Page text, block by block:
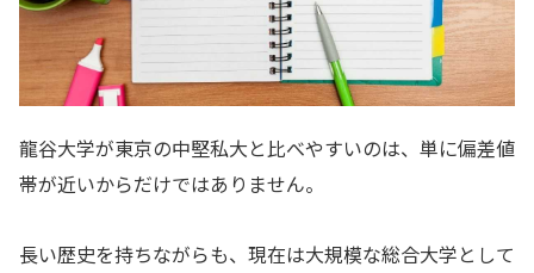
龍谷大学が東京の中堅私大と比べやすいのは、単に偏差値
帯が近いからだけではありません。
長い歴史を持ちながらも、現在は大規模な総合大学として